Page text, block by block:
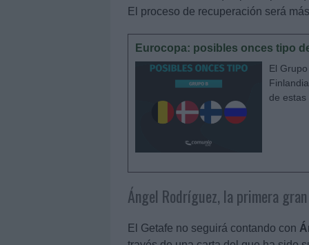
El proceso de recuperación será
Eurocopa: posibles onces tipo
El
de
Ángel Rodríguez, la primera
El Getafe no seguirá contando con